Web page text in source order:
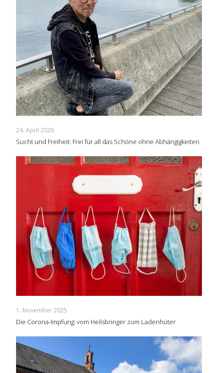
24. April 2026
Sucht und Freiheit: Frei für all das Schöne ohne Abhängigkeiten
1. November 2025
Die Corona-Impfung: vom Heilsbringer zum Ladenhüter